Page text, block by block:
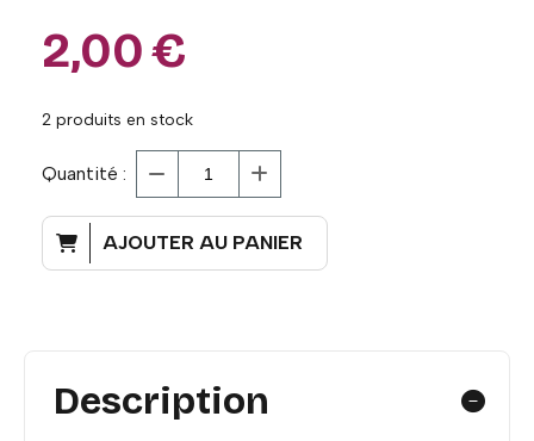
2,00€
2 produits en stock
Quantité :
AJOUTER AU PANIER
Description